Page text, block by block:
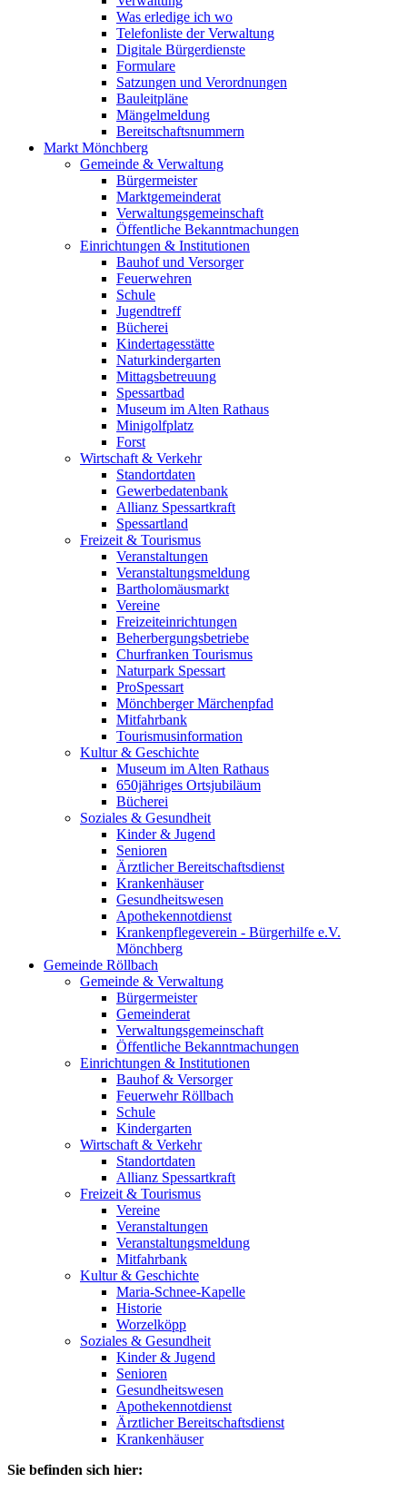
Was erledige ich wo
Telefonliste der Verwaltung
Digitale Bürgerdienste
Formulare
Satzungen und Verordnungen
Bauleitpläne
Mängelmeldung
Bereitschaftsnummern
Markt Mönchberg
Gemeinde & Verwaltung
Bürgermeister
Marktgemeinderat
Verwaltungsgemeinschaft
Öffentliche Bekanntmachungen
Einrichtungen & Institutionen
Bauhof und Versorger
Feuerwehren
Schule
Jugendtreff
Bücherei
Kindertagesstätte
Naturkindergarten
Mittagsbetreuung
Spessartbad
Museum im Alten Rathaus
Minigolfplatz
Forst
Wirtschaft & Verkehr
Standortdaten
Gewerbedatenbank
Allianz Spessartkraft
Spessartland
Freizeit & Tourismus
Veranstaltungen
Veranstaltungsmeldung
Bartholomäusmarkt
Vereine
Freizeiteinrichtungen
Beherbergungsbetriebe
Churfranken Tourismus
Naturpark Spessart
ProSpessart
Mönchberger Märchenpfad
Mitfahrbank
Tourismusinformation
Kultur & Geschichte
Museum im Alten Rathaus
650jähriges Ortsjubiläum
Bücherei
Soziales & Gesundheit
Kinder & Jugend
Senioren
Ärztlicher Bereitschaftsdienst
Krankenhäuser
Gesundheitswesen
Apothekennotdienst
Krankenpflegeverein - Bürgerhilfe e.V.
Mönchberg
Gemeinde Röllbach
Gemeinde & Verwaltung
Bürgermeister
Gemeinderat
Verwaltungsgemeinschaft
Öffentliche Bekanntmachungen
Einrichtungen & Institutionen
Bauhof & Versorger
Feuerwehr Röllbach
Schule
Kindergarten
Wirtschaft & Verkehr
Standortdaten
Allianz Spessartkraft
Freizeit & Tourismus
Vereine
Veranstaltungen
Veranstaltungsmeldung
Mitfahrbank
Kultur & Geschichte
Maria-Schnee-Kapelle
Historie
Worzelköpp
Soziales & Gesundheit
Kinder & Jugend
Senioren
Gesundheitswesen
Apothekennotdienst
Ärztlicher Bereitschaftsdienst
Krankenhäuser
Sie befinden sich hier: